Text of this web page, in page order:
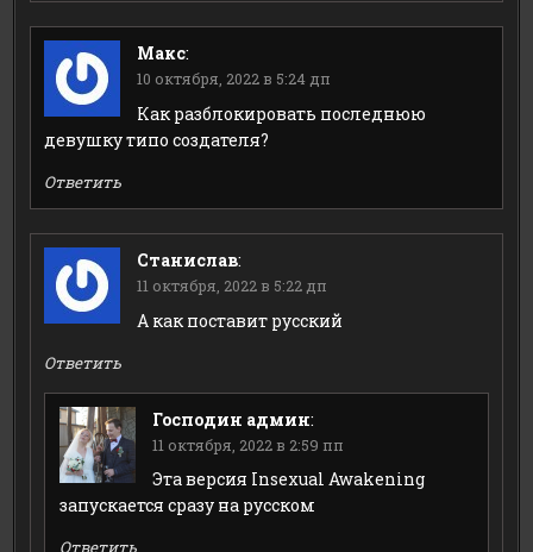
Макс:
10 октября, 2022 в 5:24 дп
Как разблокировать последнюю
девушку типо создателя?
Ответить
Станислав:
11 октября, 2022 в 5:22 дп
А как поставит русский
Ответить
Господин админ:
11 октября, 2022 в 2:59 пп
Эта версия Insexual Awakening
запускается сразу на русском
Ответить